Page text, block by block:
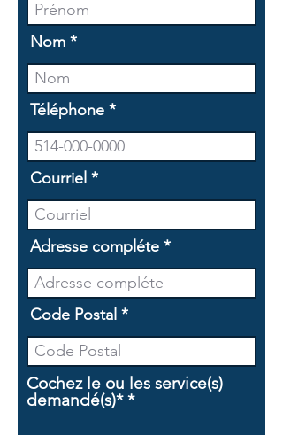
Nom
Téléphone
Courriel
Adresse compléte
Code Postal
Cochez le ou les service(s)
demandé(s)* *O